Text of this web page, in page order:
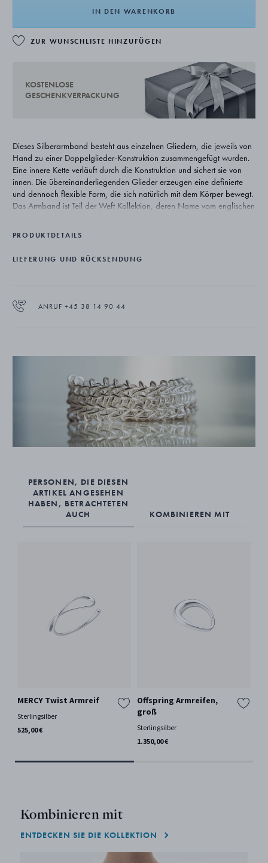
IN DEN WARENKORB
ZUR WUNSCHLISTE HINZUFÜGEN
KOSTENLOSE
GESCHENKVERPACKUNG
Dieses Silberarmband besteht aus einzelnen Gliedern, die jeweils von
Hand zu einer Doppelglieder-Konstruktion zusammengefügt wurden.
Eine innere Kette verläuft durch die Konstruktion und sichert sie von
innen. Die übereinanderliegenden Glieder erzeugen eine definierte
und dennoch flexible Form, die sich natürlich mit dem Körper bewegt.
Das Armband ist Teil der Weft Kollektion, deren Name vom englischen
Georg Jensens langjähriger Affinität zu natürlichen Formen auf und
interpretiert archivierte Fadenmotive in modernem Schmuck, der
Bewegung, Material und Transparenz erforscht.
PRODUKTDETAILS
LIEFERUNG UND RÜCKSENDUNG
ANRUF +45 38 14 90 44
PERSONEN, DIE DIESEN
ARTIKEL ANGESEHEN
HABEN, BETRACHTETEN
AUCH
KOMBINIEREN MIT
MERCY Twist Armreif
Sterlingsilber
525,00 €
Offspring Armreifen,
groß
Sterlingsilber
1.350,00 €
Kombinieren mit
ENTDECKEN SIE DIE KOLLEKTION